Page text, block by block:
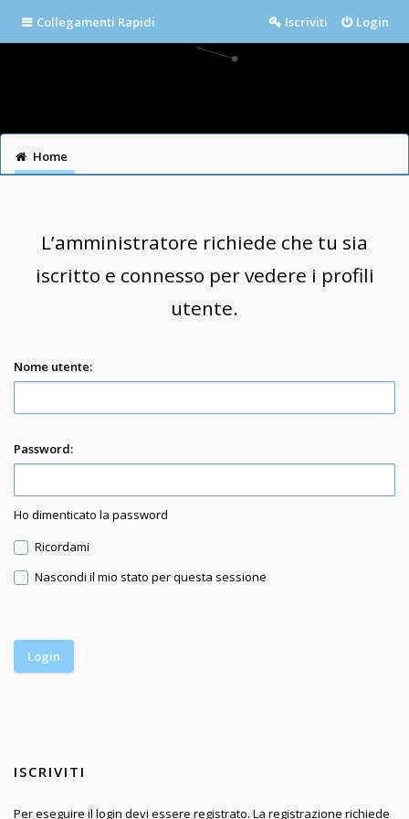
Collegamenti Rapidi Login
Iscriviti
Home
L’amministratore richiede che tu sia
iscritto e connesso per vedere i profili
utente.
Nome utente:
Password:
Ho dimenticato la password
Ricordami
Nascondi il mio stato per questa sessione
ISCRIVITI
Per eseguire il login devi essere registrato. La registrazione richiede